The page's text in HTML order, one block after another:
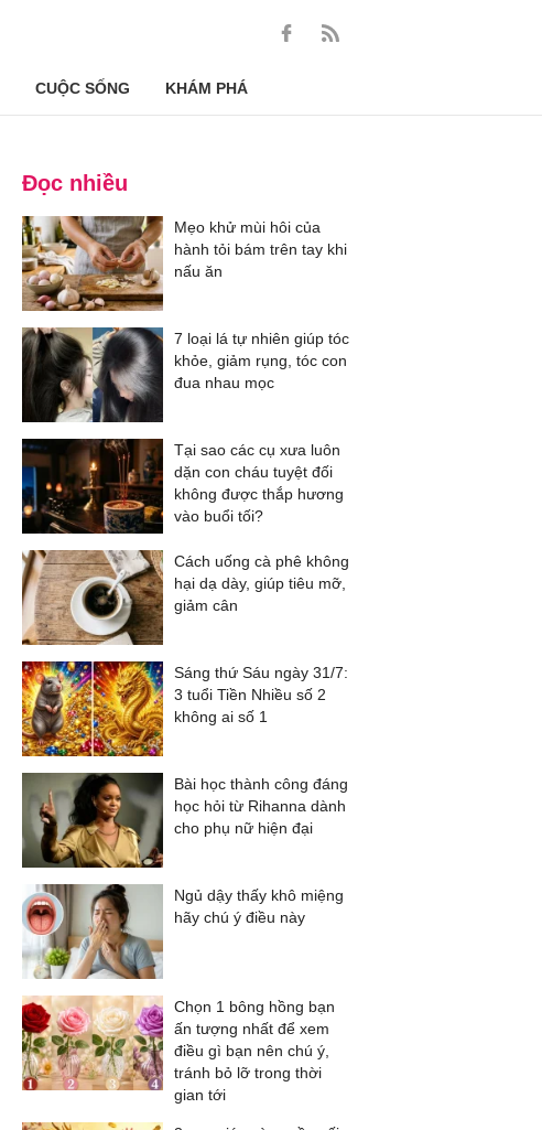
CUỘC SỐNG KHÁM PHÁ
Đọc nhiều
Mẹo khử mùi hôi của
hành tỏi bám trên tay khi
nấu ăn
7 loại lá tự nhiên giúp tóc
khỏe, giảm rụng, tóc con
đua nhau mọc
Tại sao các cụ xưa luôn
dặn con cháu tuyệt đối
không được thắp hương
vào buổi tối?
Cách uống cà phê không
hại dạ dày, giúp tiêu mỡ,
giảm cân
Sáng thứ Sáu ngày 31/7:
3 tuổi Tiền Nhiều số 2
không ai số 1
Bài học thành công đáng
học hỏi từ Rihanna dành
cho phụ nữ hiện đại
Ngủ dậy thấy khô miệng
hãy chú ý điều này
Chọn 1 bông hồng bạn
ấn tượng nhất để xem
điều gì bạn nên chú ý,
tránh bỏ lỡ trong thời
gian tới